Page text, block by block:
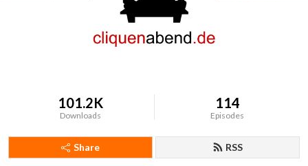
101.2K
Downloads
114
Episodes
Share RSS